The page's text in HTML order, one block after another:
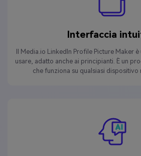
Interfaccia
Il Media.io LinkedIn Profile Picture Maker
usare, adatto anche ai principianti. È un
che funziona su qualsiasi dispositivo